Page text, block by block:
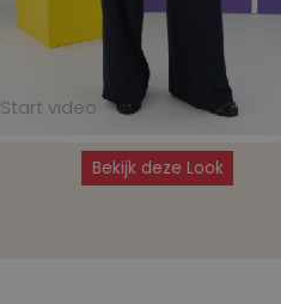
Start video
Bekijk deze Look